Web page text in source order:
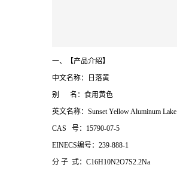
一、【产品介绍】
中文名称：日落黄
别 名：食用黄色
英文名称：Sunset Yellow Aluminum Lake
CAS 号：15790-07-5
EINECS编号：239-888-1
分 子 式：C16H10N2O7S2.2Na